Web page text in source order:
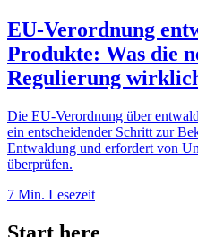
EU-Verordnung
Produkte: Was die
Regulierung
Die EU-Verordnung über
ein entscheidender Schritt zur
Entwaldung und erfordert von
überprüfen.
7 Min. Lesezeit
Start here